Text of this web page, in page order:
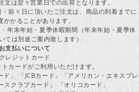
文は翌々営業日での出荷となります。
前々日に頂いたご注文は、商品の到着までに
かかることがあります。
年末年始・夏季休暇期間（年末年始・夏季休
ては別途ご案内致します）
お支払いについて
クレジットカード
カードがご利用いただけます。
ド」 「JCBカード」「アメリカン・エキスプレ
スクラブカード」 「オリコカード」